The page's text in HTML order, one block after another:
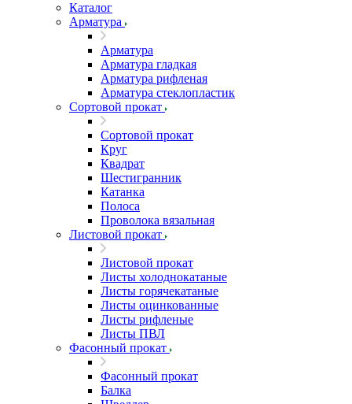
Каталог
Арматура
Арматура
Арматура гладкая
Арматура рифленая
Арматура стеклопластик
Сортовой прокат
Сортовой прокат
Круг
Квадрат
Шестигранник
Катанка
Полоса
Проволока вязальная
Листовой прокат
Листовой прокат
Листы холоднокатаные
Листы горячекатаные
Листы оцинкованные
Листы рифленые
Листы ПВЛ
Фасонный прокат
Фасонный прокат
Балка